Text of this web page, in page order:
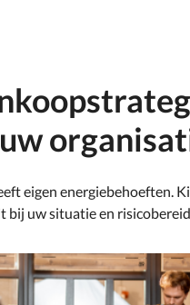
eigen energiebehoeften.
bij uw situatie en